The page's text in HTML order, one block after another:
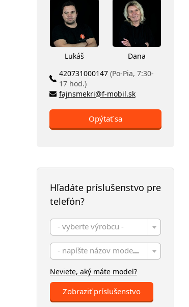
Lukáš
Dana
420731000147 (Po-Pia, 7:30-
17 hod.)
fajnsmekri@f-mobil.sk
Opýtať sa
Hľadáte príslušenstvo pre
telefón?
- vyberte výrobcu -
- napíšte názov modelu -
Neviete, aký máte model?
Zobraziť príslušenstvo